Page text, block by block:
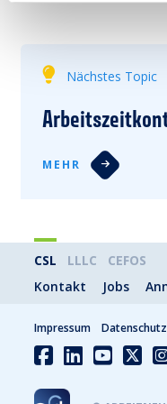
Nächstes Topic
MEHR
CSL LLLC
CEFOS
Kontakt
Jobs
Impressum Datenschutz